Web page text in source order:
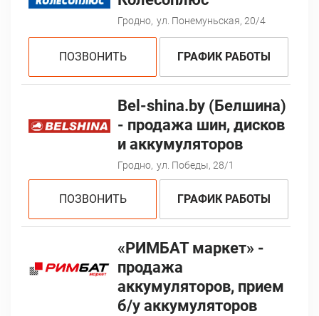
Гродно, ул. Понемуньская, 20/4
ПОЗВОНИТЬ ГРАФИК РАБОТЫ
Bel-shina.by (Белшина)
- продажа шин, дисков
и аккумуляторов
Гродно, ул. Победы, 28/1
ПОЗВОНИТЬ ГРАФИК РАБОТЫ
«РИМБАТ маркет» -
продажа
аккумуляторов, прием
б/у аккумуляторов